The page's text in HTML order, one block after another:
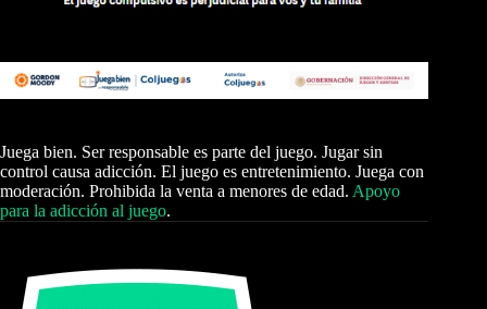
Juega bien. Ser responsable es parte del juego. Jugar sin
control causa adicción. El juego es entretenimiento. Juega con
moderación. Prohibida la venta a menores de edad. Apoyo
para la adicción al juego.